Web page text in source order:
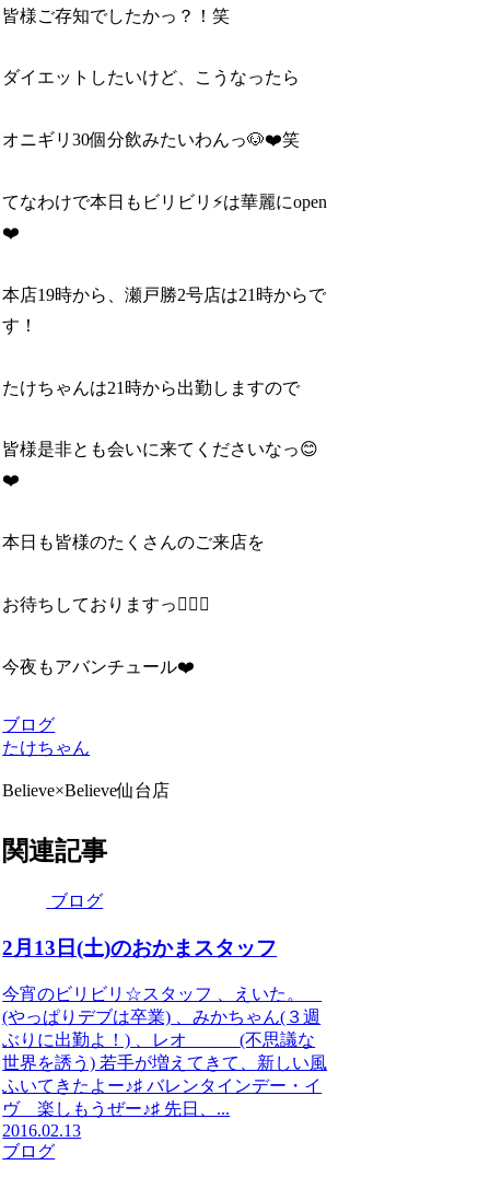
皆様ご存知でしたかっ？！笑
ダイエットしたいけど、こうなったら
オニギリ30個分飲みたいわんっ🐶❤️笑
てなわけで本日もビリビリ⚡️は華麗にopen
❤️
本店19時から、瀬戸勝2号店は21時からで
す！
たけちゃんは21時から出勤しますので
皆様是非とも会いに来てくださいなっ😊
❤️
本日も皆様のたくさんのご来店を
お待ちしておりますっ🙇‍♂️✨
今夜もアバンチュール❤️
ブログ
たけちゃん
Believe×Believe仙台店
関連記事
ブログ
2月13日(土)のおかまスタッフ
今宵のビリビリ☆スタッフ 、えいた。
(やっぱりデブは卒業) 、みかちゃん(３週
ぶりに出勤よ！) 、レオ (不思議な
世界を誘う) 若手が増えてきて、新しい風
ふいてきたよー♪♯ バレンタインデー・イ
ヴ 楽しもうぜー♪♯ 先日、...
2016.02.13
ブログ